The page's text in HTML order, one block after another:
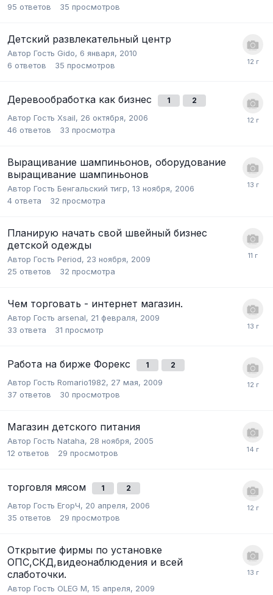
95 ответов 35 просмотров
Детский развлекательный центр
Автор Гость Gido, 6 января, 2010
6 ответов 35 просмотров
Деревообработка как бизнес 1 2
Автор Гость Xsail, 26 октября, 2006
46 ответов 33 просмотра
Выращивание шампиньонов, оборудование
выращивание шампиньонов
Автор Гость Бенгальский тигр, 13 ноября, 2006
4 ответа 32 просмотра
Планирую начать свой швейный бизнес
детской одежды
Автор Гость Period, 23 ноября, 2009
25 ответов 32 просмотра
Чем торговать - интернет магазин.
Автор Гость arsenal, 21 февраля, 2009
33 ответа 31 просмотр
Работа на бирже Форекс 1 2
Автор Гость Romario1982, 27 мая, 2009
37 ответов 30 просмотров
Магазин детского питания
Автор Гость Nataha, 28 ноября, 2005
12 ответов 29 просмотров
торговля мясом 1 2
Автор Гость ЕгорЧ, 20 апреля, 2006
35 ответов 29 просмотров
Открытие фирмы по установке
ОПС,СКД,видеонаблюдения и всей
слаботочки.
Автор Гость OLEG M, 15 апреля, 2009